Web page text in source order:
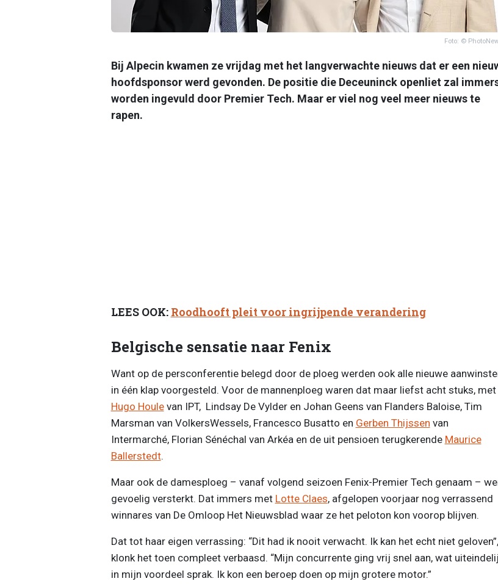
Foto: ©
Bij Alpecin kwamen ze vrijdag met het langverwachte nieuws dat er een
hoofdsponsor werd gevonden. De positie die Deceuninck openliet zal
worden ingevuld door Premier Tech. Maar er viel nog veel meer nieuws te
rapen.
LEES OOK: Roodhooft pleit voor ingrijpende verandering
Belgische sensatie naar Fenix
Want op de persconferentie belegd door de ploeg werden ook alle nieuwe
in één klap voorgesteld. Voor de mannenploeg waren dat maar liefst acht stuks, met
Hugo Houlevan IPT, Lindsay De Vylder en Johan Geens van Flanders Baloise, Tim
Marsman van VolkersWessels, Francesco Busatto en Gerben Thijssen van
Intermarché, Florian Sénéchal van Arkéa en de uit pensioen terugkerende Maurice
Ballerstedt.
Maar ook de damesploeg – vanaf volgend seizoen Fenix-Premier Tech genaam –
gevoelig versterkt. Dat immers met Lotte Claes, afgelopen voorjaar nog verrassend
winnares van De Omloop Het Nieuwsblad waar ze het peloton kon voorop blijven.
Dat tot haar eigen verrassing: “Dit had ik nooit verwacht. Ik kan het echt niet geloven”,
klonk het toen compleet verbaasd. “Mijn concurrente ging vrij snel aan, wat
in mijn voordeel sprak. Ik kon een beroep doen op mijn grotere motor.”